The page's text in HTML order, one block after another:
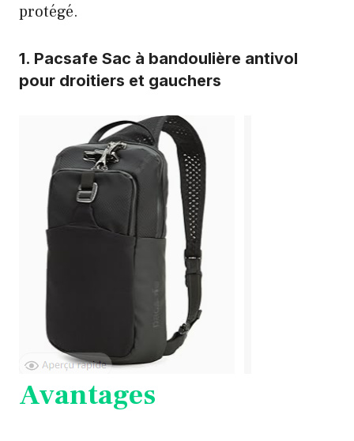
protégé.
1. Pacsafe Sac à bandoulière antivol
pour droitiers et gauchers
Avantages